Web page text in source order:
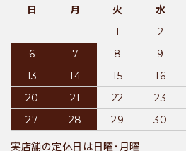
日
月 火 水
1
2
6
7 8 9
13
14 15 16
20
21 22 23
27
28 29 30
実店舗の定休日は日曜・月曜